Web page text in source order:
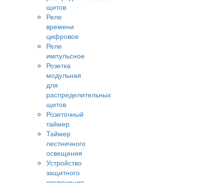
щитов
Реле
времени
цифровое
Реле
импульсное
Розетка
модульная
для
распределительных
щитов
Розеточный
таймер
Таймер
лестничного
освещения
Устройство
защитного